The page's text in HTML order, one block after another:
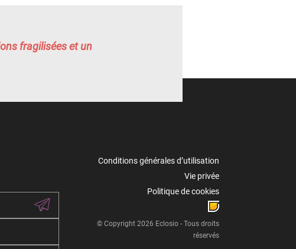
fragilisées et un
Conditions générales d’utilisation
Vie privée
Politique de cookies
© Copyright 2026 Eclosio - Tous droits
réservés